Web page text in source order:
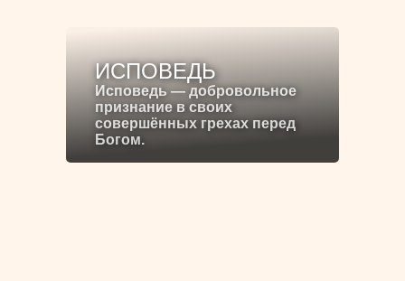
ИСПОВЕДЬ
Исповедь — добровольное
признание в своих
совершённых грехах перед
Богом.